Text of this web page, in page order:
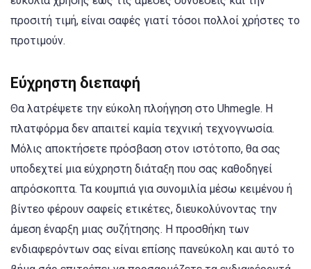
προσιτή τιμή, είναι σαφές γιατί τόσοι πολλοί χρήστες το
προτιμούν.
Εύχρηστη διεπαφή
Θα λατρέψετε την εύκολη πλοήγηση στο Uhmegle. Η
πλατφόρμα δεν απαιτεί καμία τεχνική τεχνογνωσία.
Μόλις αποκτήσετε πρόσβαση στον ιστότοπο, θα σας
υποδεχτεί μια εύχρηστη διάταξη που σας καθοδηγεί
απρόσκοπτα. Τα κουμπιά για συνομιλία μέσω κειμένου ή
βίντεο φέρουν σαφείς ετικέτες, διευκολύνοντας την
άμεση έναρξη μιας συζήτησης. Η προσθήκη των
ενδιαφερόντων σας είναι επίσης πανεύκολη και αυτό το